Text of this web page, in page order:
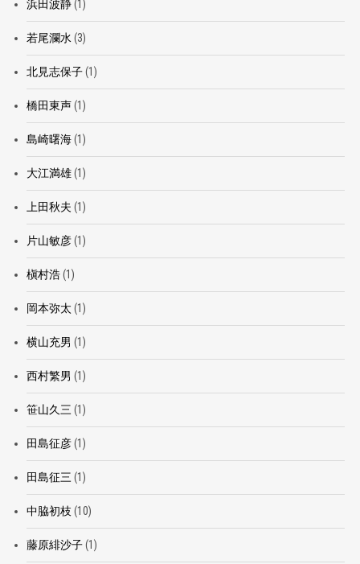
浜田波静(1)
若尾瀾水(3)
北見志保子(1)
橋田東声(1)
島崎曙海(1)
大江満雄(1)
上田秋夫 (1)
片山敏彦(1)
槇村浩(1)
岡本弥太 (1)
横山充男 (1)
西村繁男 (1)
笹山久三 (1)
田島征彦(1)
田島征三 (1)
中脇初枝 (10)
藤原緋沙子(1)